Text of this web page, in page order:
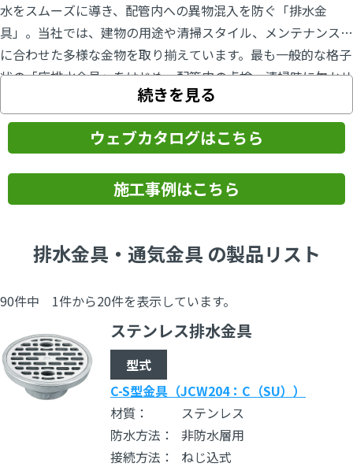
水をスムーズに導き、配管内への異物混入を防ぐ「排水金
具」。当社では、建物の用途や清掃スタイル、メンテナンス性
に合わせた多様な金物を取り揃えています。最も一般的な格子
状の「床排水金具」をはじめ、配管内の点検・清掃時に欠かせ
ない「掃除口」など、設置場所に応じた最適な形状をご提案い
たします。特に近年、オフィスビル等のトイレでは「乾式清
掃」が主流となり、日常的に水を流さない背景から、従来の排
ています。また、介護施設などで「普段は水を流さないが、緊
急時には排水が必要」という現場には、目皿と掃除口の機能を
す。そのほか、浴槽用の共栓や各種通気金具など、配管の種類
と耐久性を兼ね備えた製品群が、円滑な排水・通気システムを
◇設計に役立つ豆知識
・床排水金物 JCW204記号「C」と「D」の違いについて詳し
・掃除口(そうじこう)の役割について詳しく解説
・ベントキャップ・防水継手の役割について詳しく解説
続きを見る
ウェブカタログはこちら
施工事例はこちら
排水金具・通気金具 の製品リスト
90件中 1件から20件を表示しています。
ステンレス排水金具
型式
C-S型金具（JCW204：C（SU））
材質：
ステンレス
防水方法：
非防水層用
接続方法：
ねじ込式